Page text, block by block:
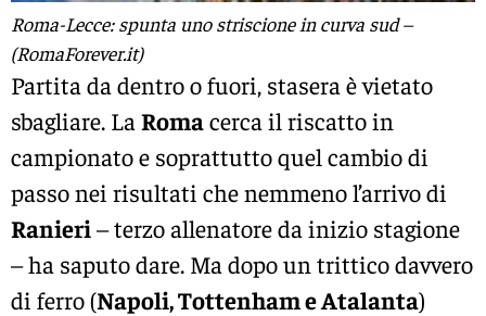
Roma-Lecce: spunta uno striscione in curva sud –
(RomaForever.it)
Partita da dentro o fuori, stasera è vietato
sbagliare. La Romacerca il riscatto in
campionato e soprattutto quel cambio di
passo nei risultati che nemmeno l’arrivo di
Ranieri– terzo allenatore da inizio stagione
– ha saputo dare. Ma dopo un trittico davvero
di ferro (Napoli, Tottenham e Atalanta)